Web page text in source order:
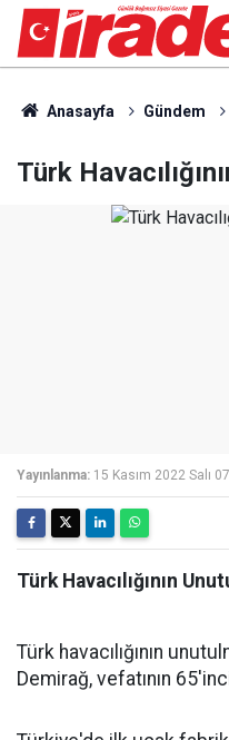
Anasayfa Gündem
Türk
Yayınlanma: 15 Kasım 2022 Salı
Türk Havacılığının
Türk havacılığının
Demirağ, vefatının